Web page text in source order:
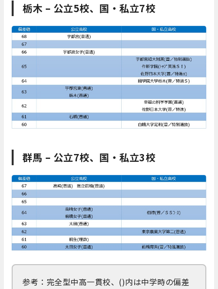
栃木 – 公立5校、国・私立7校
群馬 – 公立7校、国・私立3校
参考：完全型中高一貫校、()内は中学時の偏差